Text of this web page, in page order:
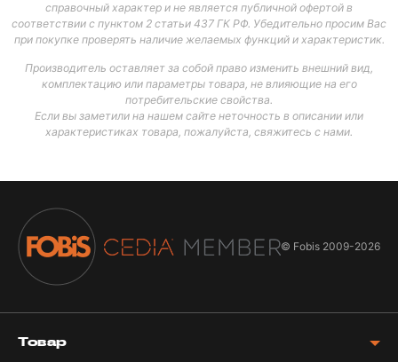
справочный характер и не является публичной офертой в
соответствии с пунктом 2 статьи 437 ГК РФ. Убедительно просим Вас
при покупке проверять наличие желаемых функций и характеристик.
Производитель оставляет за собой право изменить внешний вид,
комплектацию или параметры товара, не влияющие на его
потребительские свойства.
Если вы заметили на нашем сайте неточность в описании или
характеристиках товара, пожалуйста, свяжитесь с нами.
© Fobis 2009-2026
Товар